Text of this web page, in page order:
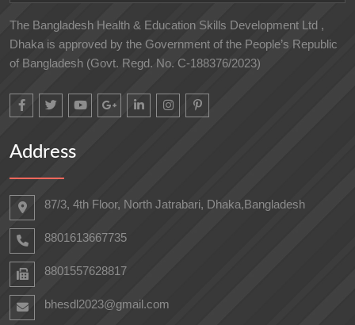
The Bangladesh Health & Education Skills Development Ltd ,
Dhaka is approved by the Government of the People’s Republic
of Bangladesh (Govt. Regd. No. C-188376/2023)
Address
87/3, 4th Floor, North Jatrabari, Dhaka,Bangladesh
8801613667735
8801557628817
bhesdl2023@gmail.com